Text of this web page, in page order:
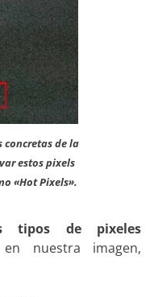
concretas de la
estos pixels
«Hot Pixels».
tipos de pixeles
nuestra imagen,